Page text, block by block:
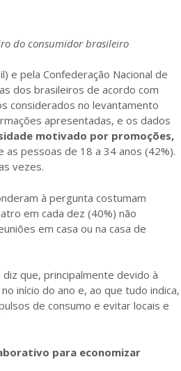
do consumidor brasileiro
e pela Confederação Nacional de
dos brasileiros de acordo com
considerados no levantamento
apresentadas, e os dados
motivado por promoções,
as pessoas de 18 a 34 anos (42%).
vezes.
à pergunta costumam
em cada dez (40%) não
em casa ou na casa de
que, principalmente devido à
início do ano e, ao que tudo indica,
de consumo e evitar locais e
para economizar